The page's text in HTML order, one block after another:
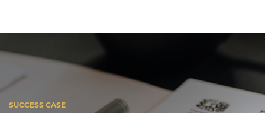
SUCCESS CASE